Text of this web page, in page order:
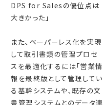
DPS for Salesの優位点は
大きかった」
また、ペーパーレス化を実現
して取引書類の管理プロセ
スを最適化するには「営業情
報を最終版として管理してい
る基幹システムや、既存の文
書管理システムとのデータ連